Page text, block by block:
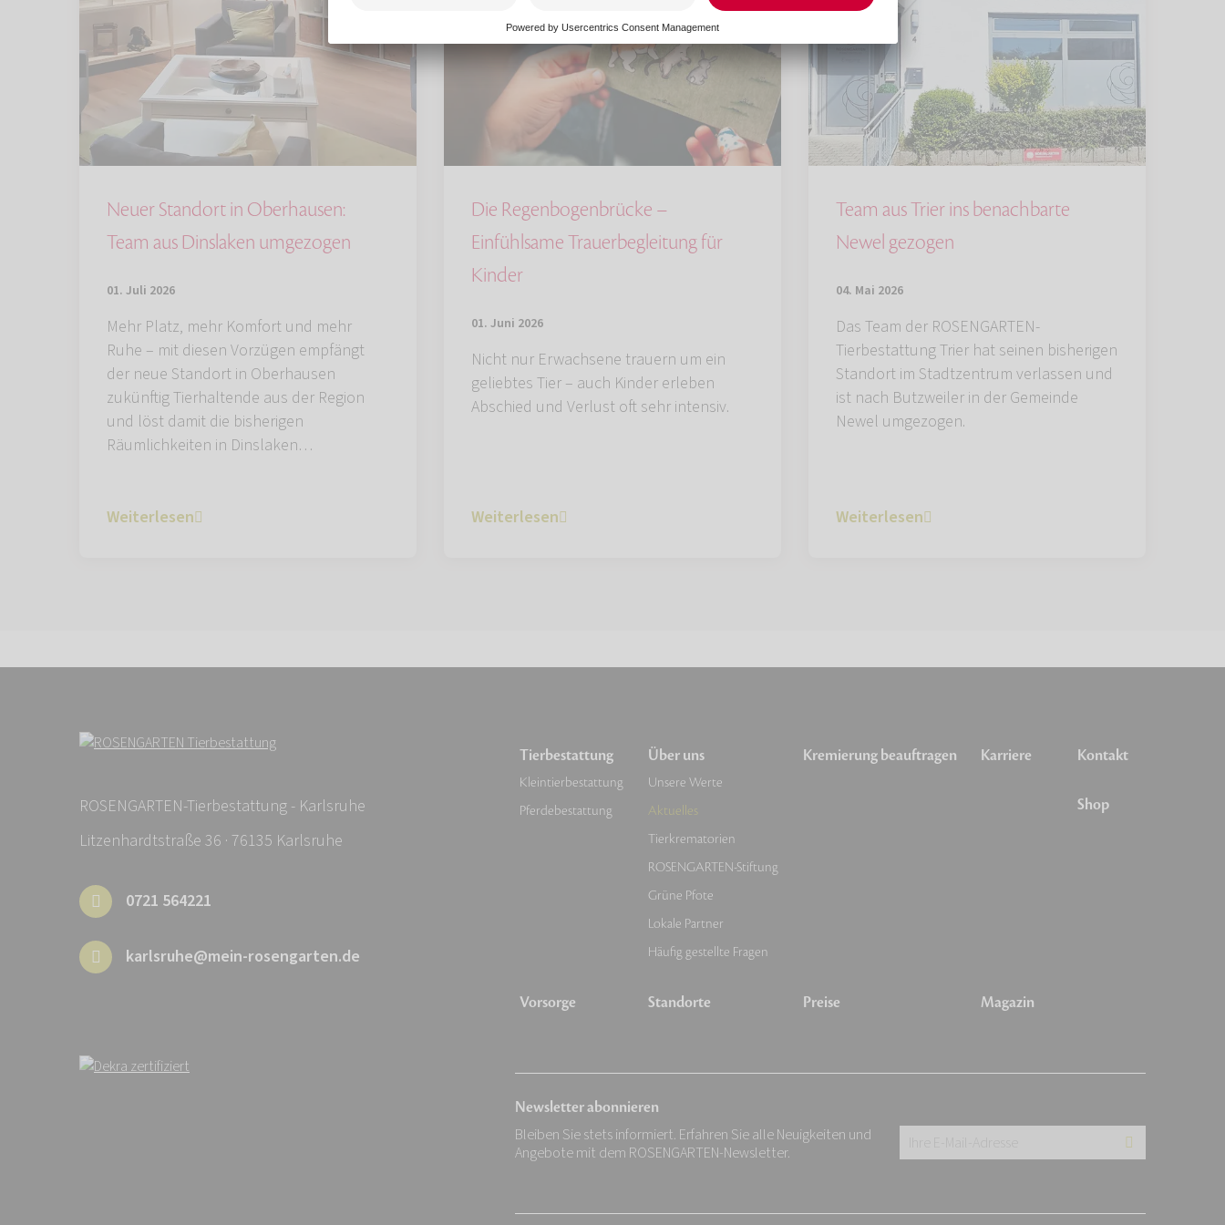
Neuer Standort in Oberhausen:
Team aus Dinslaken umgezogen
01. Juli 2026
Mehr Platz, mehr Komfort und mehr
Ruhe – mit diesen Vorzügen empfängt
der neue Standort in Oberhausen
zukünftig Tierhaltende aus der Region
und löst damit die bisherigen
Räumlichkeiten in Dinslaken…
Weiterlesen
Die Regenbogenbrücke –
Einfühlsame Trauerbegleitung für
Kinder
01. Juni 2026
Nicht nur Erwachsene trauern um ein
geliebtes Tier – auch Kinder erleben
Abschied und Verlust oft sehr intensiv.
Weiterlesen
Team aus Trier ins benachbarte
Newel gezogen
04. Mai 2026
Das Team der ROSENGARTEN-
Tierbestattung Trier hat seinen bisherigen
Standort im Stadtzentrum verlassen und
ist nach Butzweiler in der Gemeinde
Newel umgezogen.
Weiterlesen
ROSENGARTEN-Tierbestattung - Karlsruhe
Litzenhardtstraße 36 · 76135 Karlsruhe
0721 564221
karlsruhe@mein-rosengarten.de
Tierbestattung
Kleintierbestattung
Pferdebestattung
Vorsorge
Über uns
Unsere Werte
Aktuelles
Tierkrematorien
ROSENGARTEN-Stiftung
Grüne Pfote
Lokale Partner
Häufig gestellte Fragen
Standorte
Kremierung beauftragen
Preise
Karriere
Magazin
Kontakt
Shop
Newsletter abonnieren
Bleiben Sie stets informiert. Erfahren Sie alle Neuigkeiten und
Angebote mit dem ROSENGARTEN-Newsletter.
E-